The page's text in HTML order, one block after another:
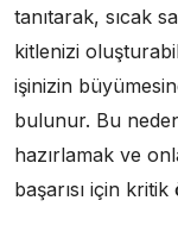
tanıtarak, sıcak
kitlenizi
işinizin
bulunur. Bu
hazırlamak ve
başarısı için